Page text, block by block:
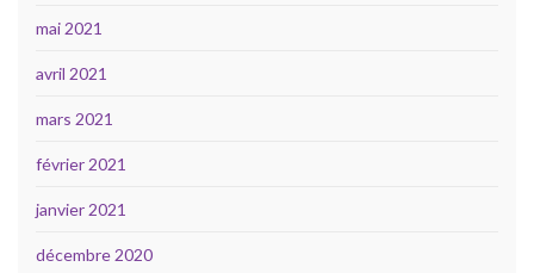
mai 2021
avril 2021
mars 2021
février 2021
janvier 2021
décembre 2020